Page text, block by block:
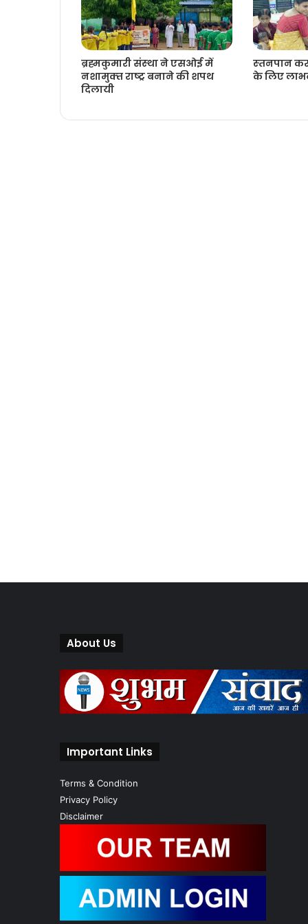
ब्रह्मकुमारी संस्‍था ने एसओई में
नशामुक्‍त राष्‍ट्र बनाने की शपथ
दिलायी
स्‍तनपान
के लिए
About Us
Important Links
Terms & Condition
Privacy Policy
Disclaimer